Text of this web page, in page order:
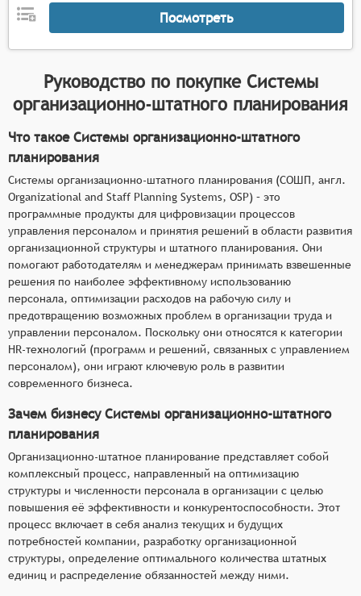
Посмотреть
Руководство по покупке Системы
организационно-штатного планирования
Что такое Системы организационно-штатного
планирования
Системы организационно-штатного планирования (СОШП, англ.
Organizational and Staff Planning Systems, OSP) – это
программные продукты для цифровизации процессов
управления персоналом и принятия решений в области развития
организационной структуры и штатного планирования. Они
помогают работодателям и менеджерам принимать взвешенные
решения по наиболее эффективному использованию
персонала, оптимизации расходов на рабочую силу и
предотвращению возможных проблем в организации труда и
управлении персоналом. Поскольку они относятся к категории
HR-технологий (программ и решений, связанных с управлением
персоналом), они играют ключевую роль в развитии
современного бизнеса.
Зачем бизнесу Системы организационно-штатного
планирования
Организационно-штатное планирование представляет собой
комплексный процесс, направленный на оптимизацию
структуры и численности персонала в организации с целью
повышения её эффективности и конкурентоспособности. Этот
процесс включает в себя анализ текущих и будущих
потребностей компании, разработку организационной
структуры, определение оптимального количества штатных
единиц и распределение обязанностей между ними.